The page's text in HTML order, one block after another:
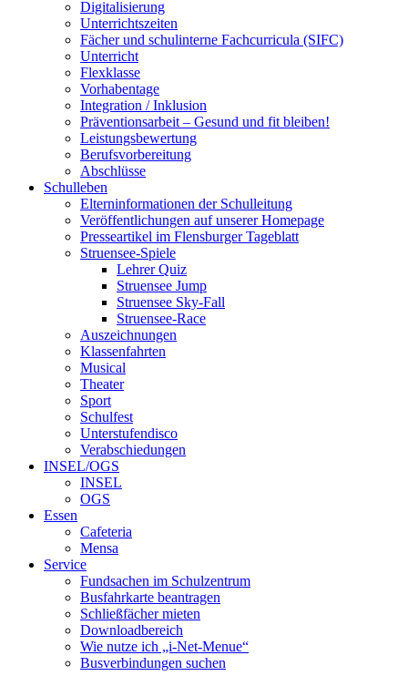
Digitalisierung
Unterrichtszeiten
Fächer und schulinterne Fachcurricula (SIFC)
Unterricht
Flexklasse
Vorhabentage
Integration / Inklusion
Präventionsarbeit – Gesund und fit bleiben!
Leistungsbewertung
Berufsvorbereitung
Abschlüsse
Schulleben
Elterninformationen der Schulleitung
Veröffentlichungen auf unserer Homepage
Presseartikel im Flensburger Tageblatt
Struensee-Spiele
Lehrer Quiz
Struensee Jump
Struensee Sky-Fall
Struensee-Race
Auszeichnungen
Klassenfahrten
Musical
Theater
Sport
Schulfest
Unterstufendisco
Verabschiedungen
INSEL/OGS
INSEL
OGS
Essen
Cafeteria
Mensa
Service
Fundsachen im Schulzentrum
Busfahrkarte beantragen
Schließfächer mieten
Downloadbereich
Wie nutze ich „i-Net-Menue“
Busverbindungen suchen